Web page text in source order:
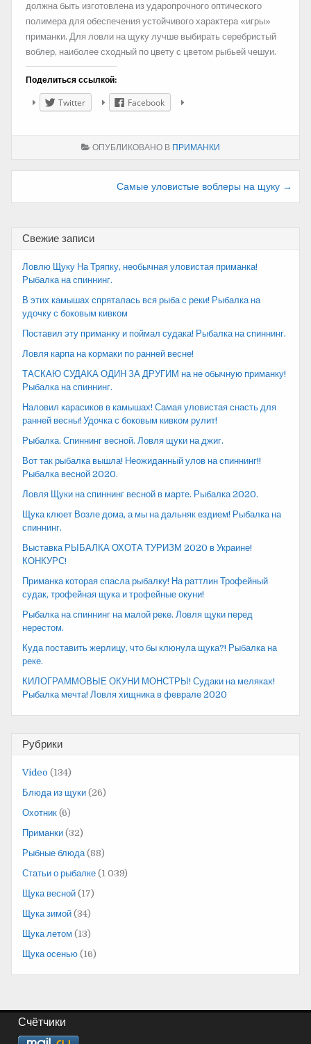
должна быть изготовлена из ударопрочного оптического
полимера для обеспечения устойчивого характера «игры»
приманки. Для ловли на щуку лучше выбирать серебристый
воблер, наиболее сходный по цвету с цветом рыбьей чешуи.
Поделиться ссылкой:
Twitter Facebook
ОПУБЛИКОВАНО В ПРИМАНКИ
записям
Самые уловистые воблеры на щуку →
Свежие записи
Ловлю Щуку На Тряпку, необычная уловистая приманка!
Рыбалка на спиннинг.
В этих камышах спряталась вся рыба с реки! Рыбалка на
удочку с боковым кивком
Поставил эту приманку и поймал судака! Рыбалка на спиннинг.
Ловля карпа на кормаки по ранней весне!
ТАСКАЮ СУДАКА ОДИН ЗА ДРУГИМ на не обычную приманку!
Рыбалка на спиннинг.
Наловил карасиков в камышах! Самая уловистая снасть для
ранней весны! Удочка с боковым кивком рулит!
Рыбалка. Спиннинг весной. Ловля щуки на джиг.
Вот так рыбалка вышла! Неожиданный улов на спиннинг!!
Рыбалка весной 2020.
Ловля Щуки на спиннинг весной в марте. Рыбалка 2020.
Щука клюет Возле дома, а мы на дальняк ездием! Рыбалка на
спиннинг.
Выставка РЫБАЛКА ОХОТА ТУРИЗМ 2020 в Украине!
КОНКУРС!
Приманка которая спасла рыбалку! На раттлин Трофейный
судак, трофейная щука и трофейные окуни!
Рыбалка на спиннинг на малой реке. Ловля щуки перед
нерестом.
Куда поставить жерлицу, что бы клюнула щука?! Рыбалка на
реке.
КИЛОГРАММОВЫЕ ОКУНИ МОНСТРЫ! Судаки на меляках!
Рыбалка мечта! Ловля хищника в феврале 2020
Рубрики
Video (134)
Блюда из щуки (26)
Охотник (6)
Приманки (32)
Рыбные блюда(88)
Статьи о рыбалке (1 039)
Щука весной (17)
Щука зимой (34)
Щука летом (13)
Щука осенью (16)
Счётчики